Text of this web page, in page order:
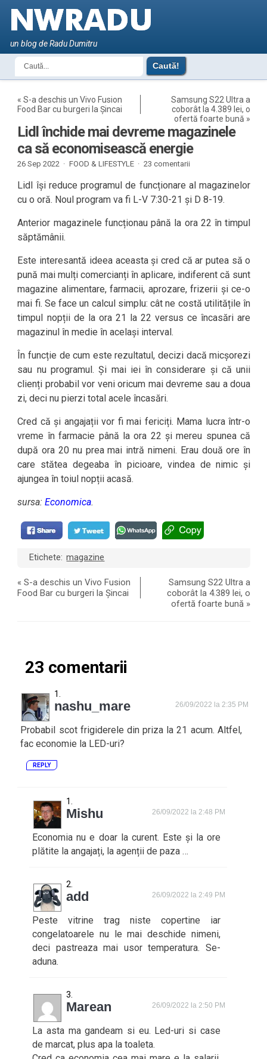
un blog de Radu Dumitru
«S-a deschis un Vivo Fusion
Food Bar cu burgeri la Șincai
Samsung S22 Ultra a
coborât la 4.389 lei, o
ofertă foarte bună »
Lidl închide mai devreme magazinele
ca să economisească energie
26 Sep 2022 · FOOD & LIFESTYLE · 23 comentarii
Lidl își reduce programul de funcționare al magazinelor
cu o oră. Noul program va fi L-V 7:30-21 și D 8-19.
Anterior magazinele funcționau până la ora 22 în timpul
săptămânii.
Este interesantă ideea aceasta și cred că ar putea să o
pună mai mulți comercianți în aplicare, indiferent că sunt
magazine alimentare, farmacii, aprozare, frizerii și ce-o
mai fi. Se face un calcul simplu: cât ne costă utilitățile în
timpul nopții de la ora 21 la 22 versus ce încasări are
magazinul în medie în același interval.
În funcție de cum este rezultatul, decizi dacă micșorezi
sau nu programul. Și mai iei în considerare și că unii
clienți probabil vor veni oricum mai devreme sau a doua
zi, deci nu pierzi total acele încasări.
Cred că și angajații vor fi mai fericiți. Mama lucra într-o
vreme în farmacie până la ora 22 și mereu spunea că
după ora 20 nu prea mai intră nimeni. Erau două ore în
care stătea degeaba în picioare, vindea de nimic și
ajungea în toiul nopții acasă.
sursa:Economica.
Etichete: magazine
«S-a deschis un Vivo Fusion
Food Bar cu burgeri la Șincai
Samsung S22 Ultra a
coborât la 4.389 lei, o
ofertă foarte bună »
23 comentarii
nashu_mare 26/09/2022 la 2:35 PM
Probabil scot frigiderele din priza la 21 acum. Altfel,
fac economie la LED-uri?
REPLY
Mishu 26/09/2022 la 2:48 PM
Economia nu e doar la curent. Este și la ore
plătite la angajați, la agenții de paza …
add 26/09/2022 la 2:49 PM
Peste vitrine trag niste copertine iar
congelatoarele nu le mai deschide nimeni,
deci pastreaza mai usor temperatura. Se-
aduna.
Marean 26/09/2022 la 2:50 PM
La asta ma gandeam si eu. Led-uri si case
de marcat, plus apa la toaleta.